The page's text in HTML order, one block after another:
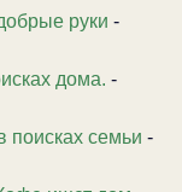
руки -
дома. -
семьи -